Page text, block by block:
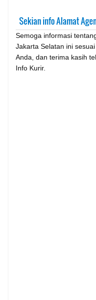
Sekian info Alamat
Semoga informasi
Jakarta Selatan ini
Anda, dan terima kasih
Info Kurir.